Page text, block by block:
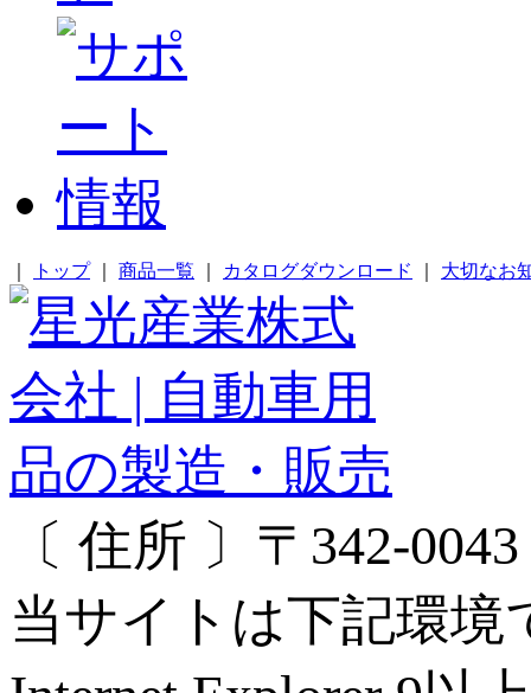
トップ｜ 商品一覧 カタログダウンロード 大切なお
〔 住所 〕〒342-
当サイトは下記環